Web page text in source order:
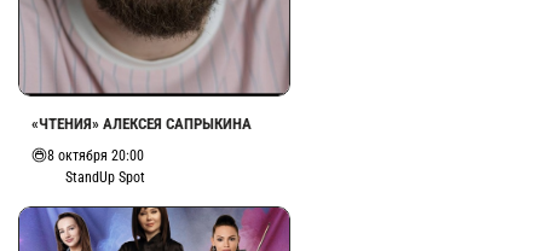
«ЧТЕНИЯ» АЛЕКСЕЯ САПРЫКИНА
8 октября 20:00
StandUp Spot